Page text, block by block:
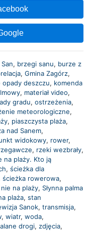
, brzegi sanu, burze z
, Gmina Zagórz,
deszczu, komenda
, materiał video,
gradu, ostrzeżenia,
meteorologiczne,
, piaszczysta plaża,
nad Sanem,
widokowy, rower,
, rzeki wezbrały,
na plaży. Kto ją
, ścieżka dla
ścieżka rowerowa,
nie na plaży, Słynna palma
plaża, stan
Sanok, transmisja,
, wiatr, woda,
drogi, zdjęcia,